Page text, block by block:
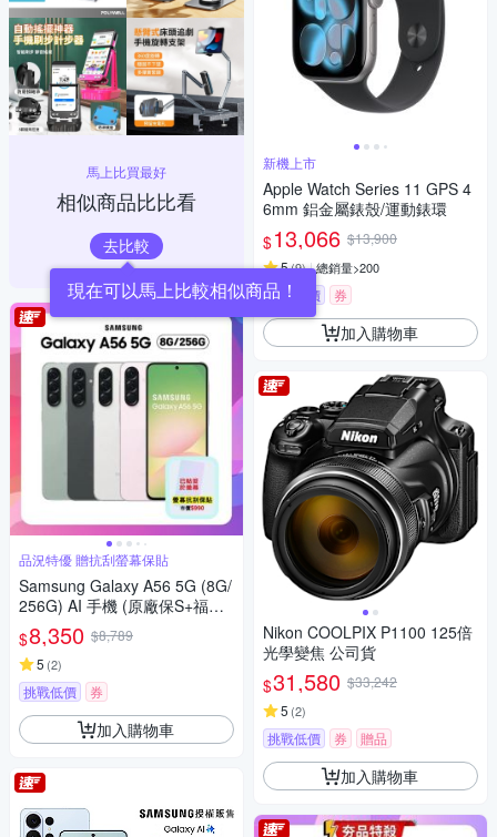
馬上比買最好
相似商品比比看
去比較
現在可以馬上比較相似商品！
品況特優 贈抗刮螢幕保貼
Samsung Galaxy A56 5G (8G/
256G) AI 手機 (原廠保S+福利
品)+螢幕保貼
$8,350 $8,789
5 (2)
挑戰低價 券
加入購物車
新機上市
Apple Watch Series 11 GPS 4
6mm 鋁金屬錶殼/運動錶環
$13,066 $13,900
5(9) 總銷量>200
挑戰低價 券
加入購物車
Nikon COOLPIX P1100 125倍
光學變焦 公司貨
$31,580 $33,242
5 (2)
挑戰低價 券 贈品
加入購物車